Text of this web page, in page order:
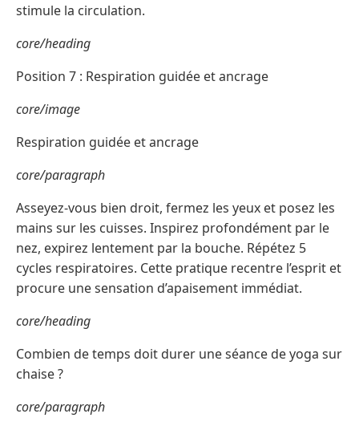
stimule la circulation.
core/heading
Position 7 : Respiration guidée et ancrage
core/image
Respiration guidée et ancrage
core/paragraph
Asseyez-vous bien droit, fermez les yeux et posez les
mains sur les cuisses. Inspirez profondément par le
nez, expirez lentement par la bouche. Répétez 5
cycles respiratoires. Cette pratique recentre l’esprit et
procure une sensation d’apaisement immédiat.
core/heading
Combien de temps doit durer une séance de yoga sur
chaise ?
core/paragraph